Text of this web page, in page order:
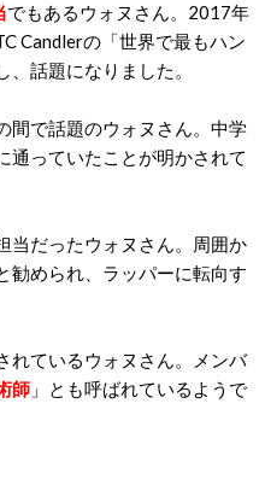
でもあるウォヌさん。2017年
Candlerの「世界で最もハン
話題になりました。
間で話題のウォヌさん。中学
通っていたことが明かされて
当だったウォヌさん。周囲か
勧められ、ラッパーに転向す
れているウォヌさん。メンバ
師 」とも呼ばれているようで